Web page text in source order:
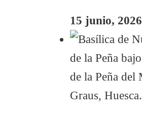
15 junio, 2026